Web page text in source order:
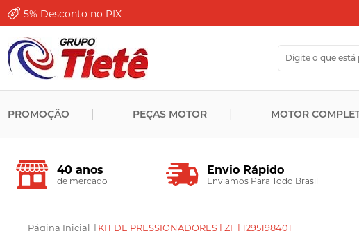
5% Desconto no PIX
PROMOÇÃO PEÇAS MOTOR MOTOR
40 anos
de mercado
Envio Rápido
Enviamos Para Todo Brasil
Página Inicial | KIT DE PRESSIONADORES | ZF | 1295198401